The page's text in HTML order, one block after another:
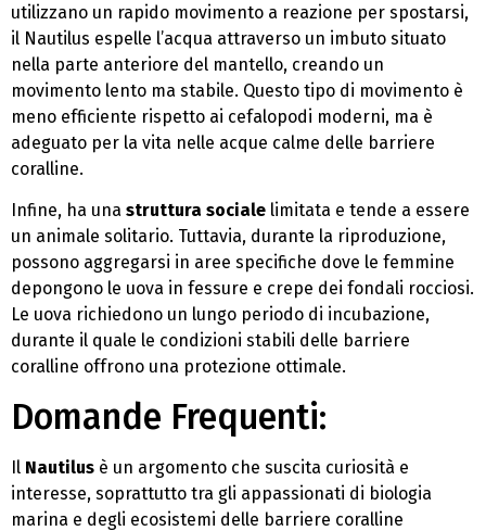
utilizzano un rapido movimento a reazione per spostarsi,
il Nautilus espelle l’acqua attraverso un imbuto situato
nella parte anteriore del mantello, creando un
movimento lento ma stabile. Questo tipo di movimento è
meno efficiente rispetto ai cefalopodi moderni, ma è
adeguato per la vita nelle acque calme delle barriere
coralline.
Infine, ha una struttura sociale limitata e tende a essere
un animale solitario. Tuttavia, durante la riproduzione,
possono aggregarsi in aree specifiche dove le femmine
depongono le uova in fessure e crepe dei fondali rocciosi.
Le uova richiedono un lungo periodo di incubazione,
durante il quale le condizioni stabili delle barriere
coralline offrono una protezione ottimale.
Domande Frequenti:
Il Nautilus è un argomento che suscita curiosità e
interesse, soprattutto tra gli appassionati di biologia
marina e degli ecosistemi delle barriere coralline